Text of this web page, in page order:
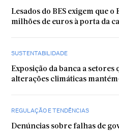
Lesados do BES exigem que o
milhões de euros à porta da
SUSTENTABILIDADE
Exposição da banca a
alterações climáticas
REGULAÇÃO E TENDÊNCIAS
Denúncias sobre falhas de